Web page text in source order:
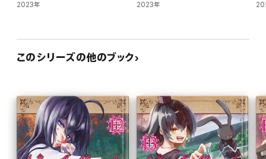
2023年 2023年
このシリーズの他のブック